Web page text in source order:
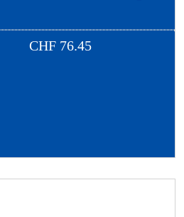
CHF 76.45